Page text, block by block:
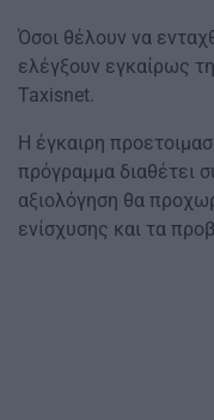
Όσοι θέλουν να
ελέγξουν εγκαίρως
Taxisnet.
Η έγκαιρη
πρόγραμμα διαθέτει
αξιολόγηση θα
ενίσχυσης και τα